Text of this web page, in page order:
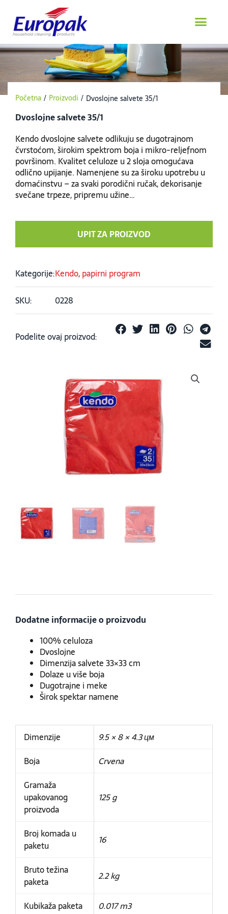
садржај
Početna / Proizvodi / Dvoslojne salvete 35/1
Dvoslojne salvete 35/1
Kendo dvoslojne salvete odlikuju se dugotrajnom
čvrstoćom, širokim spektrom boja i mikro-reljefnom
površinom. Kvalitet celuloze u 2 sloja omogućava
odlično upijanje. Namenjene su za široku upotrebu u
domaćinstvu – za svaki porodični ručak, dekorisanje
svečane trpeze, pripremu užine…
UPIT ZA PROIZVOD
Kategorije:Kendo,papirni program
SKU: 0228
Podelite ovaj proizvod:
Dodatne informacije o proizvodu
100% celuloza
Dvoslojne
Dimenzija salvete 33×33 cm
Dolaze u više boja
Dugotrajne i meke
Širok spektar namene
Dimenzije
9.5 × 8 × 4.3 цм
Boja
Crvena
Gramaža
upakovanog
proizvoda
125 g
Broj komada u
paketu
16
Bruto težina
paketa
2.2 kg
Kubikaža paketa 0.017 m3